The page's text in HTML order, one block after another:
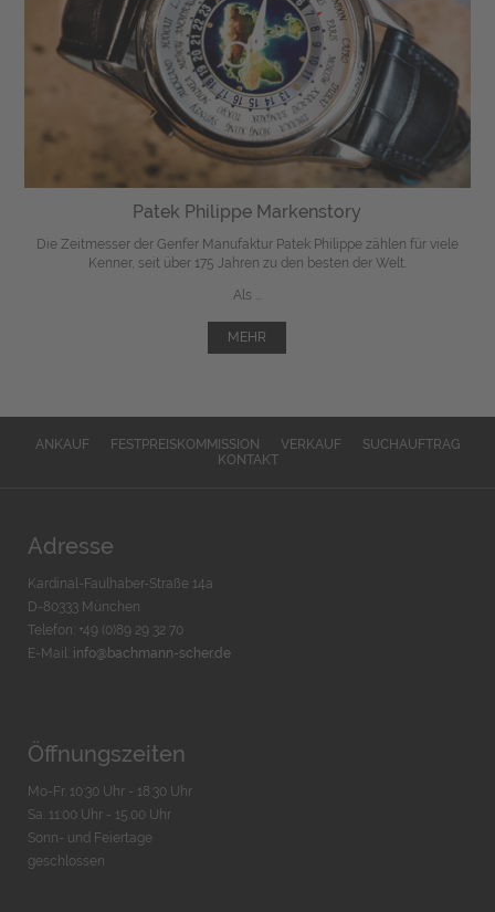
Patek Philippe Markenstory
Die Zeitmesser der Genfer Manufaktur Patek Philippe zählen für viele
Kenner, seit über 175 Jahren zu den besten der Welt.
Als ...
MEHR
ANKAUF FESTPREISKOMMISSION VERKAUF
SUCHAUFTRAG
KONTAKT
Adresse
Kardinal-Faulhaber-Straße 14a
D-80333 München
Telefon: +49 (0)89 29 32 70
E-Mail: info@bachmann-scher.de
Öffnungszeiten
Mo-Fr. 10:30 Uhr - 18:30 Uhr
Sa. 11:00 Uhr - 15.00 Uhr
Sonn- und Feiertage
geschlossen